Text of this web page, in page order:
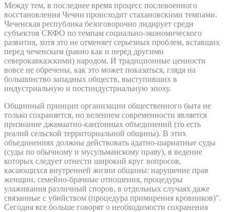
Между тем, в последнее время процесс послевоенного
восстановления Чечни происходит стахановскими темпами.
Чеченская республика безоговорочно лидирует среди
субъектов СКФО по темпам социально-экономического
развития, хотя это не отменяет серьезных проблем, вставших
перед чеченским (равно как и перед другими
северокавказскими) народом. И традиционные ценности
вовсе не обречены, как это может показаться, глядя на
большинство западных обществ, выступивших в
индустриальную и постиндустриальную эпоху.
Общинный принцип организации общественного быта не
только сохраняется, но велением современности является
признание джамаатно-кантонных объединений (то есть
реалий сельской территориальной общины). В этих
объединениях должны действовать адатно-шариатные суды
(суды по обычному и мусульманскому праву), в ведение
которых следует отнести широкий круг вопросов,
касающихся внутренней жизни общины: нарушение прав
женщин, семейно-брачные отношения, процедуры
улаживания различный споров, в отдельных случаях даже
связанные с убийством (процедура примирения кровников)".
Сегодня все больше говорят о необходимости сохранения